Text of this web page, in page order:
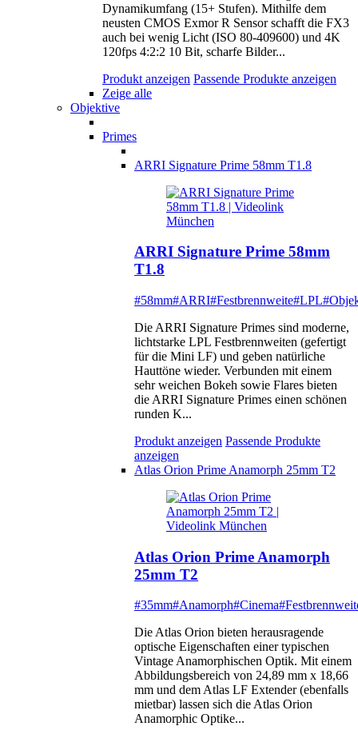
Dynamikumfang (15+ Stufen). Mithilfe dem
neusten CMOS Exmor R Sensor schafft die FX3
auch bei wenig Licht (ISO 80-409600) und 4K
120fps 4:2:2 10 Bit, scharfe Bilder...
Produkt anzeigen Passende Produkte anzeigen
Zeige alle
Objektive
Primes
ARRI Signature Prime 58mm T1.8
ARRI Signature Prime 58mm
T1.8
#58mm#ARRI#Festbrennweite#LPL
Die ARRI Signature Primes sind moderne,
lichtstarke LPL Festbrennweiten (gefertigt
für die Mini LF) und geben natürliche
Hauttöne wieder. Verbunden mit einem
sehr weichen Bokeh sowie Flares bieten
die ARRI Signature Primes einen schönen
runden K...
Produkt anzeigen Passende Produkte
anzeigen
Atlas Orion Prime Anamorph 25mm T2
Atlas Orion Prime Anamorph
25mm T2
#35mm#Anamorph#Cinema
Die Atlas Orion bieten herausragende
optische Eigenschaften einer typischen
Vintage Anamorphischen Optik. Mit einem
Abbildungsbereich von 24,89 mm x 18,66
mm und dem Atlas LF Extender (ebenfalls
mietbar) lassen sich die Atlas Orion
Anamorphic Optike...